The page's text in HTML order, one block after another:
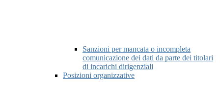
Sanzioni per mancata o incompleta
comunicazione dei dati da parte dei titolari
di incarichi dirigenziali
Posizioni organizzative